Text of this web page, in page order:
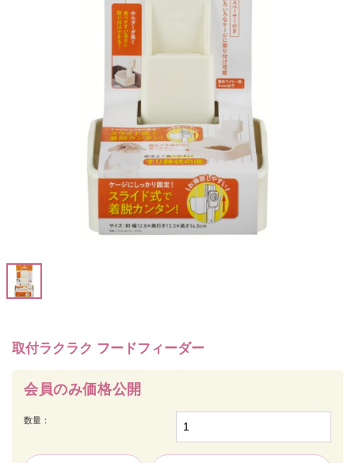
取付ラクラク フードフィーダー
会員のみ価格公開
数量：